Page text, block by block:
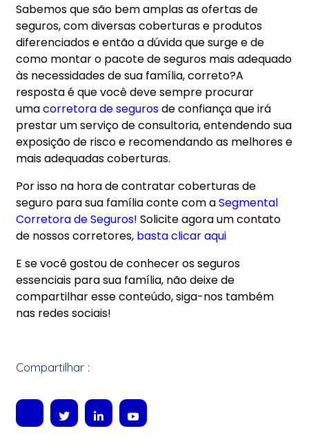
Sabemos que são bem amplas as ofertas de
seguros, com diversas coberturas e produtos
diferenciados e então a dúvida que surge e de
como montar o pacote de seguros mais adequado
às necessidades de sua família, correto?A
resposta é que você deve sempre procurar
umacorretora de segurosde confiança que irá
prestar um serviço de consultoria, entendendo sua
exposição de risco e recomendando as melhores e
mais adequadas coberturas.
Por isso na hora de contratar coberturas de
seguro para sua família conte com aSegmental
Corretora de Seguros! Solicite agora um contato
de nossos corretores, basta clicar aqui
E se você gostou de conhecer os seguros
essenciais para sua família, não deixe de
compartilhar esse conteúdo, siga-nos também
nas redes sociais!
Compartilhar :